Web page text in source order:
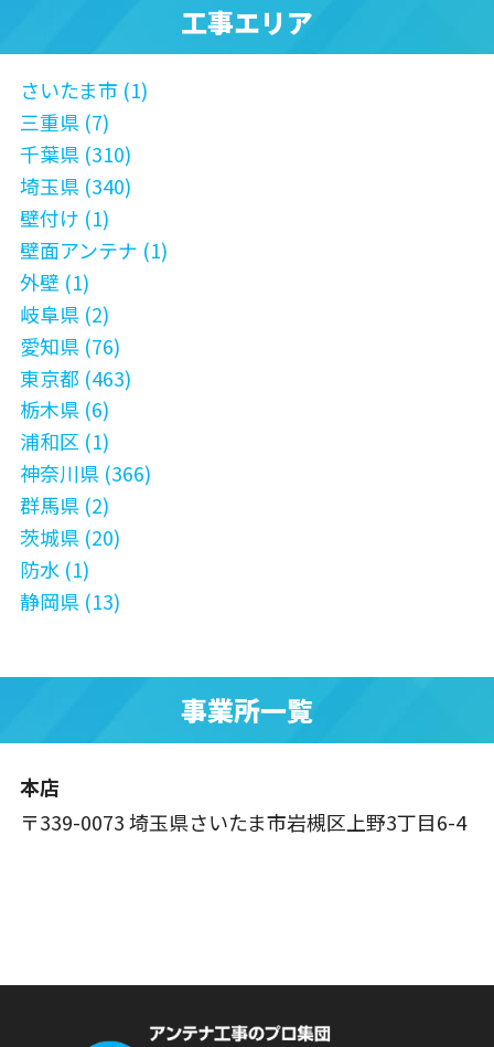
工事エリア
さいたま市 (1)
三重県 (7)
千葉県 (310)
埼玉県 (340)
壁付け (1)
壁面アンテナ (1)
外壁 (1)
岐阜県 (2)
愛知県 (76)
東京都 (463)
栃木県 (6)
浦和区 (1)
神奈川県 (366)
群馬県 (2)
茨城県 (20)
防水 (1)
静岡県 (13)
事業所一覧
本店
〒339-0073 埼玉県さいたま市岩槻区上野3丁目6-4